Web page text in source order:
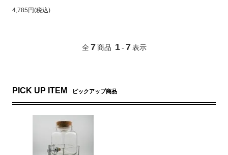
4,785円(税込)
全 7 商品 1 - 7 表示
PICK UP ITEM ピックアップ商品